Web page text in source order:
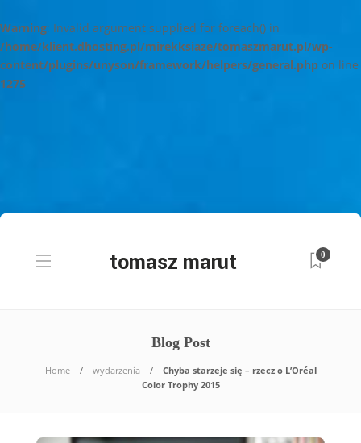
Warning: Invalid argument supplied for foreach() in
/home/klient.dhosting.pl/mirekksiaze/tomaszmarut.pl/wp-
content/plugins/unyson/framework/helpers/general.php on line
1275
0
Blog Post
Home wydarzenia
Chyba starzeje się – rzecz o L’Oréal
Color Trophy 2015